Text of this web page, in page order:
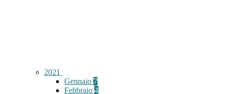
2021
Gennaio 7
Febbraio 4